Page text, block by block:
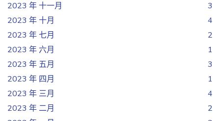
2023 年 十一月
3
2023 年 十月
4
2023 年 七月
2
2023 年 六月
1
2023 年 五月
3
2023 年 四月
1
2023 年 三月
4
2023 年 二月
2